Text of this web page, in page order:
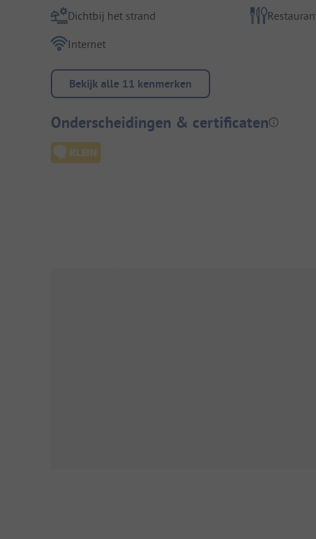
Dichtbij het strand
Internet
Bekijk alle 11 kenmerken
Onderscheidingen & certificaten